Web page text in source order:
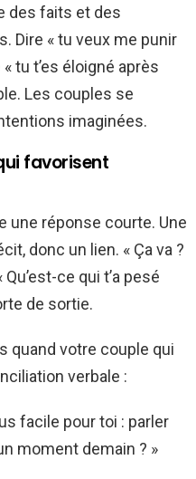
des faits et des
Dire « tu veux me punir
tu t’es éloigné après
Les couples se
imaginées.
favorisent
une réponse courte. Une
donc un lien. « Ça va ?
ce qui t’a pesé
de sortie.
quand votre couple qui
verbale :
facile pour toi : parler
moment demain ? »